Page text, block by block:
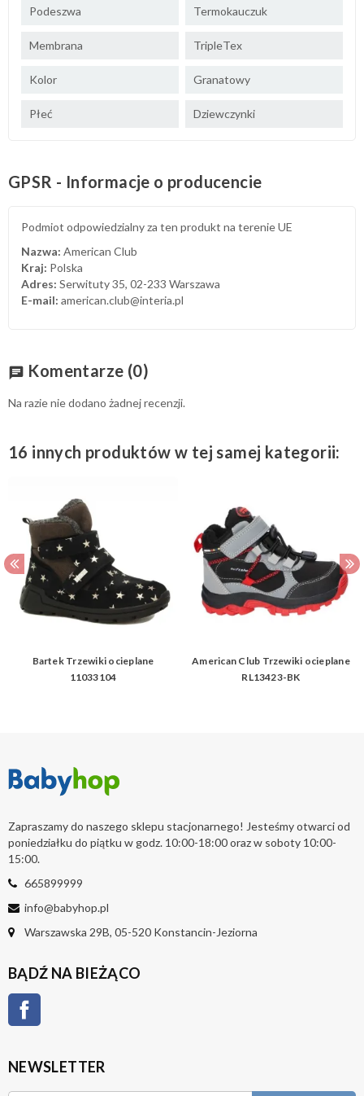
Podeszwa Termokauczuk
Membrana TripleTex
Kolor Granatowy
Płeć Dziewczynki
GPSR - Informacje o producencie
Podmiot odpowiedzialny za ten produkt na terenie UE
Nazwa: American Club
Kraj: Polska
Adres: Serwituty 35, 02-233 Warszawa
E-mail: american.club@interia.pl
chat Komentarze (0)
Na razie nie dodano żadnej recenzji.
16 innych produktów w tej samej kategorii:
Bartek Trzewiki ocieplane
11033104
American Club Trzewiki ocieplane
RL13423-BK
Zapraszamy do naszego sklepu stacjonarnego! Jesteśmy otwarci od
poniedziałku do piątku w godz. 10:00-18:00 oraz w soboty 10:00-
15:00.
665899999
info@babyhop.pl
Warszawska 29B, 05-520 Konstancin-Jeziorna
BĄDŹ NA BIEŻĄCO
NEWSLETTER